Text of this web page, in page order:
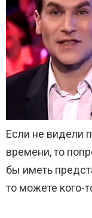
Если не видели
времени, то
бы иметь
то можете кого-